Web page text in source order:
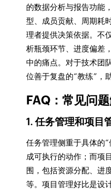
的数据分析与报告功能
型、成员贡献、周期耗
理者提供决策依据。不
析瓶颈环节、进度偏差
中的痛点。对于技术团
位善于复盘的“教练”，
FAQ：常见问
1. 任务管理和项目
任务管理侧重于具体的
成可执行的动作；而项
围，包括资源分配、进
等。项目管理好比是设